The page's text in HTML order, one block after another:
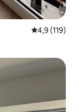
Évaluation
4,9 (119)